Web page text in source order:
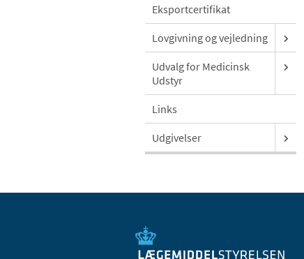
Eksportcertifikat
Lovgivning og vejledning
Udvalg for Medicinsk
Udstyr
Links
Udgivelser